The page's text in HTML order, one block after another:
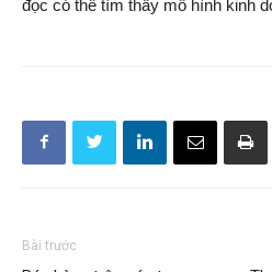
đọc có thể tìm thấy mô hình kinh
Bài trước